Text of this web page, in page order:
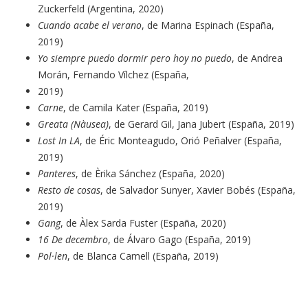
Zuckerfeld (Argentina, 2020)
Cuando acabe el verano, de Marina Espinach (España,
2019)
Yo siempre puedo dormir pero hoy no puedo, de Andrea
Morán, Fernando Vílchez (España,
2019)
Carne, de Camila Kater (España, 2019)
Greata (Nàusea), de Gerard Gil, Jana Jubert (España, 2019)
Lost In LA, de Éric Monteagudo, Orió Peñalver (España,
2019)
Panteres, de Èrika Sánchez (España, 2020)
Resto de cosas, de Salvador Sunyer, Xavier Bobés (España,
2019)
Gang, de Àlex Sarda Fuster (España, 2020)
16 De decembro, de Álvaro Gago (España, 2019)
Pol·len, de Blanca Camell (España, 2019)